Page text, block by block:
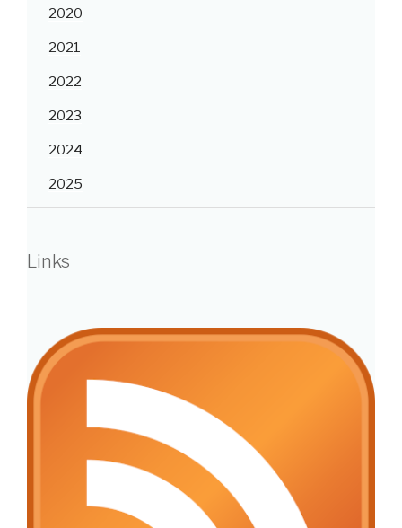
2020
2021
2022
2023
2024
2025
Links